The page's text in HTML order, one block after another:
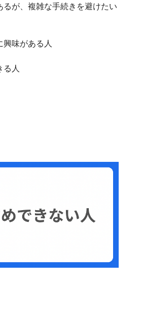
るが、複雑な手続きを避けたい
興味がある人
る人